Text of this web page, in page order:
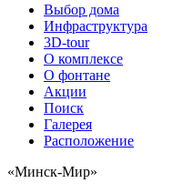
Выбор дома
Инфраструктура
3D-tour
О комплексе
О фонтане
Акции
Поиск
Галерея
Расположение
«Минск-Мир»